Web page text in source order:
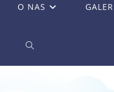
O NAS
TOGGLE